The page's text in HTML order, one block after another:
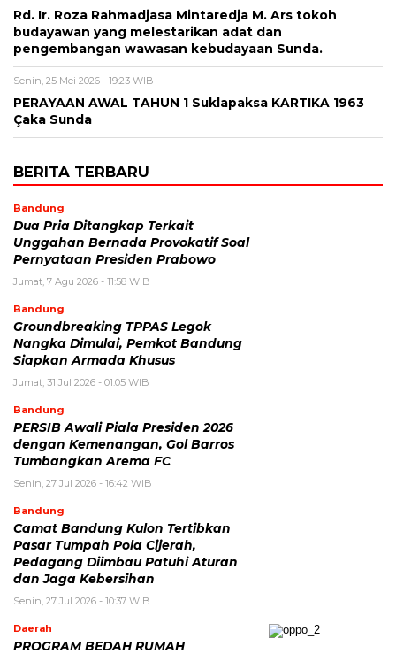
Rd. Ir. Roza Rahmadjasa Mintaredja M. Ars tokoh
budayawan yang melestarikan adat dan
pengembangan wawasan kebudayaan Sunda.
Senin, 25 Mei 2026 - 19:23 WIB
PERAYAAN AWAL TAHUN 1 Suklapaksa KARTIKA 1963
Çaka Sunda
BERITA TERBARU
Bandung
Dua Pria Ditangkap Terkait
Unggahan Bernada Provokatif Soal
Pernyataan Presiden Prabowo
Jumat, 7 Agu 2026 - 11:58 WIB
Bandung
Groundbreaking TPPAS Legok
Nangka Dimulai, Pemkot Bandung
Siapkan Armada Khusus
Jumat, 31 Jul 2026 - 01:05 WIB
Bandung
PERSIB Awali Piala Presiden 2026
dengan Kemenangan, Gol Barros
Tumbangkan Arema FC
Senin, 27 Jul 2026 - 16:42 WIB
Bandung
Camat Bandung Kulon Tertibkan
Pasar Tumpah Pola Cijerah,
Pedagang Diimbau Patuhi Aturan
dan Jaga Kebersihan
Senin, 27 Jul 2026 - 10:37 WIB
Daerah
PROGRAM BEDAH RUMAH